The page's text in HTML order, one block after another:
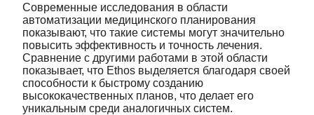
Современные исследования в области
автоматизации медицинского планирования
показывают, что такие системы могут значительно
повысить эффективность и точность лечения.
Сравнение с другими работами в этой области
показывает, что Ethos выделяется благодаря своей
способности к быстрому созданию
высококачественных планов, что делает его
уникальным среди аналогичных систем.